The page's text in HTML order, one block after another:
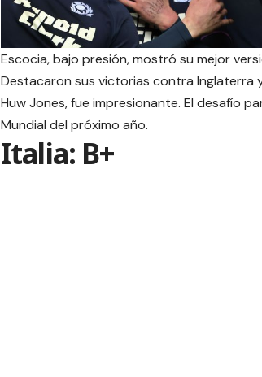
Escocia, bajo presión, mostró su mejor
Destacaron sus victorias contra Inglaterra
Huw Jones, fue impresionante. El desafío
Mundial del próximo año.
Italia: B+